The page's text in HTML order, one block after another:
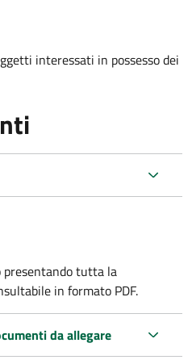
interessati in possesso dei
presentando tutta la
in formato PDF.
da allegare